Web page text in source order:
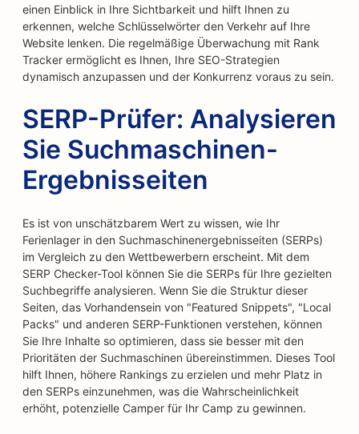
einen Einblick in Ihre Sichtbarkeit und hilft Ihnen zu
erkennen, welche Schlüsselwörter den Verkehr auf Ihre
Website lenken. Die regelmäßige Überwachung mit Rank
Tracker ermöglicht es Ihnen, Ihre SEO-Strategien
dynamisch anzupassen und der Konkurrenz voraus zu sein.
SERP-Prüfer: Analysieren
Sie Suchmaschinen-
Ergebnisseiten
Es ist von unschätzbarem Wert zu wissen, wie Ihr
Ferienlager in den Suchmaschinenergebnisseiten (SERPs)
im Vergleich zu den Wettbewerbern erscheint. Mit dem
SERP Checker-Tool können Sie die SERPs für Ihre gezielten
Suchbegriffe analysieren. Wenn Sie die Struktur dieser
Seiten, das Vorhandensein von "Featured Snippets", "Local
Packs" und anderen SERP-Funktionen verstehen, können
Sie Ihre Inhalte so optimieren, dass sie besser mit den
Prioritäten der Suchmaschinen übereinstimmen. Dieses Tool
hilft Ihnen, höhere Rankings zu erzielen und mehr Platz in
den SERPs einzunehmen, was die Wahrscheinlichkeit
erhöht, potenzielle Camper für Ihr Camp zu gewinnen.